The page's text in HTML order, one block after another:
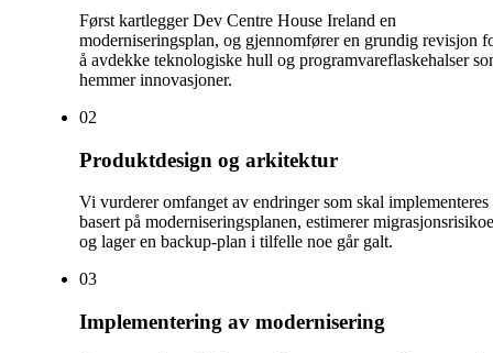
Først kartlegger Dev Centre House Ireland en
moderniseringsplan, og gjennomfører en grundig revisjon
å avdekke teknologiske hull og programvareflaskehalser
hemmer innovasjoner.
02
Produktdesign og arkitektur
Vi vurderer omfanget av endringer som skal implementeres
basert på moderniseringsplanen, estimerer
og lager en backup-plan i tilfelle noe går galt.
03
Implementering av modernisering